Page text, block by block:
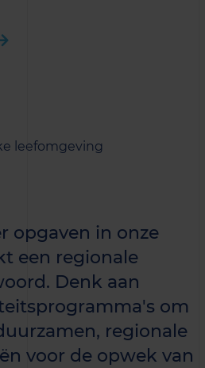
leefomgeving
opgaven in onze
een regionale
Denk aan
om
regionale
voor de opwek van